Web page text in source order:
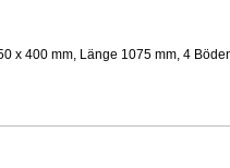
x 400 mm, Länge 1075 mm, 4